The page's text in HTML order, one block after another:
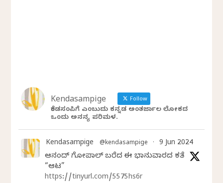
Kendasampige Follow
ಕೆಂಡಸಂಪಿಗೆ ಎಂಬುದು ಕನ್ನಡ ಅಂತರ್ಜಾಲ ಲೋಕದ
ಒಂದು ಅನನ್ಯ ಪರಿಮಳ.
Kendasampige @kendasampige · 9 Jun 2024
ಆನಂದ್‌ ಗೋಪಾಲ್‌ ಬರೆದ ಈ ಭಾನುವಾರದ ಕತೆ
“ಆಟ”
https://tinyurl.com/5575hs6r